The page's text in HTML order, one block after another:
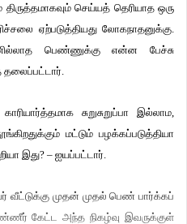
திருத்தமாகவும் செய்யத் தெரியாத ஒரு
ஏற்படுத்தியது லோகநாதனுக்கு.
பெண்ணுக்கு என்ன பேச்சு
தலைப்பட்டார்.
சுறுசுறுப்பா இல்லாம,
மட்டும் பழக்கப்படுத்தியா
இது? – ஐயப்பட்டார்.
முதன் முதல் பெண் பார்க்கப்
கேட்ட அந்த நிகழ்வு இவருக்குள்